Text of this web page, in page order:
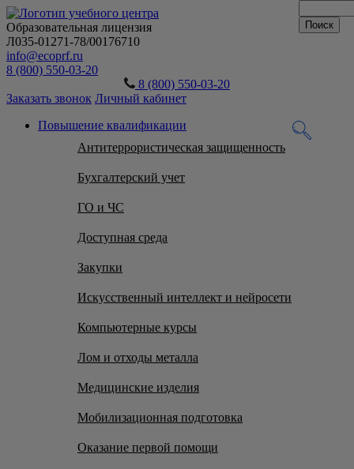
Образовательная лицензия
Л035-01271-78/00176710
info@ecoprf.ru
8 (800) 550-03-20
8 (800) 550-03-20
Заказать звонок Личный кабинет
Повышение квалификации
Антитеррористическая защищенность
Бухгалтерский учет
ГО и ЧС
Доступная среда
Закупки
Искусственный интеллект и нейросети
Компьютерные курсы
Лом и отходы металла
Медицинские изделия
Мобилизационная подготовка
Оказание первой помощи